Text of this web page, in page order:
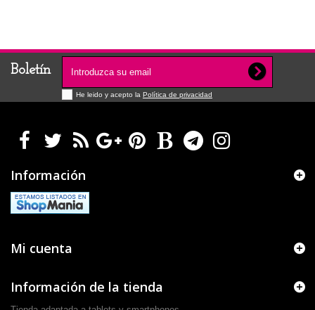
Boletín
He leido y acepto la Política de privacidad
Información
Mi cuenta
Información de la tienda